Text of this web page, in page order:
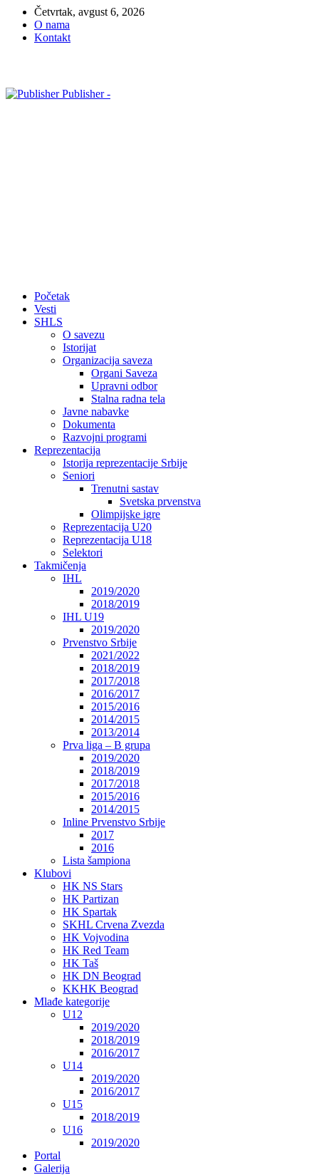
Četvrtak, avgust 6, 2026
O nama
Kontakt
Publisher -
Početak
Vesti
SHLS
O savezu
Istorijat
Organizacija saveza
Organi Saveza
Upravni odbor
Stalna radna tela
Javne nabavke
Dokumenta
Razvojni programi
Reprezentacija
Istorija reprezentacije Srbije
Seniori
Trenutni sastav
Svetska prvenstva
Olimpijske igre
Reprezentacija U20
Reprezentacija U18
Selektori
Takmičenja
IHL
2019/2020
2018/2019
IHL U19
2019/2020
Prvenstvo Srbije
2021/2022
2018/2019
2017/2018
2016/2017
2015/2016
2014/2015
2013/2014
Prva liga – B grupa
2019/2020
2018/2019
2017/2018
2015/2016
2014/2015
Inline Prvenstvo Srbije
2017
2016
Lista šampiona
Klubovi
HK NS Stars
HK Partizan
HK Spartak
SKHL Crvena Zvezda
HK Vojvodina
HK Red Team
HK Taš
HK DN Beograd
KKHK Beograd
Mlađe kategorije
U12
2019/2020
2018/2019
2016/2017
U14
2019/2020
2016/2017
U15
2018/2019
U16
2019/2020
Portal
Galerija